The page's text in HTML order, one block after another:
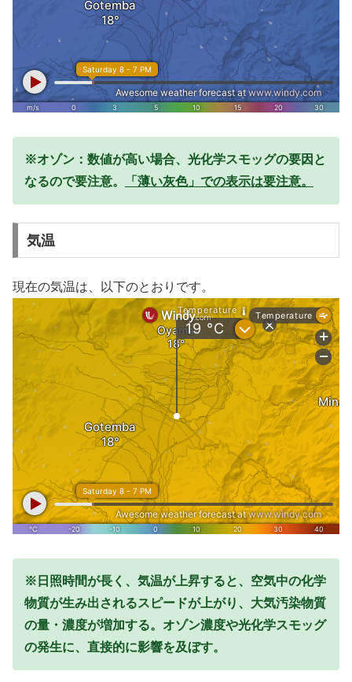
※オゾン：数値が高い場合、光化学スモッグの要因と
なるので要注意。
「薄い灰色」での表示は要注意。
気温
現在の気温は、以下のとおりです。
※日照時間が長く、気温が上昇すると、空気中の化学
物質が生み出されるスピードが上がり、大気汚染物質
の量・濃度が増加する。オゾン濃度や光化学スモッグ
の発生に、直接的に影響を及ぼす。